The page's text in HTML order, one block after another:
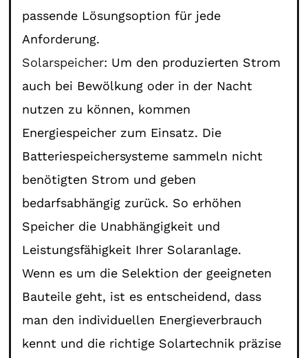
passende Lösungsoption für jede
Anforderung.
Solarspeicher: Um den produzierten Strom
auch bei Bewölkung oder in der Nacht
nutzen zu können, kommen
Energiespeicher zum Einsatz. Die
Batteriespeichersysteme sammeln nicht
benötigten Strom und geben
bedarfsabhängig zurück. So erhöhen
Speicher die Unabhängigkeit und
Leistungsfähigkeit Ihrer Solaranlage.
Wenn es um die Selektion der geeigneten
Bauteile geht, ist es entscheidend, dass
man den individuellen Energieverbrauch
kennt und die richtige Solartechnik präzise